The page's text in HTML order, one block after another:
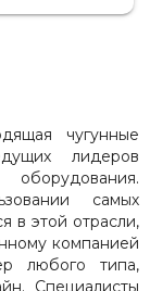
- ЛИЦО
греть
чугунные
лидеров
самых
в этой отрасли,
компанией
любого типа,
Специалисты